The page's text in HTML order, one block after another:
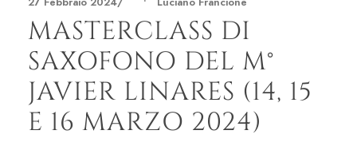
MASTERCLASS DI
SAXOFONO DEL M°
JAVIER LINARES (14, 15
E 16 MARZO 2024)